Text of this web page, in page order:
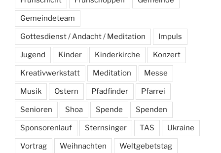
Gemeindeteam
Gottesdienst / Andacht / Meditation Impuls
Jugend Kinder Kinderkirche Konzert
Kreativwerkstatt Meditation Messe
Musik Ostern Pfadfinder Pfarrei
Senioren Shoa Spende Spenden
Sponsorenlauf Sternsinger TAS Ukraine
Vortrag Weihnachten Weltgebetstag